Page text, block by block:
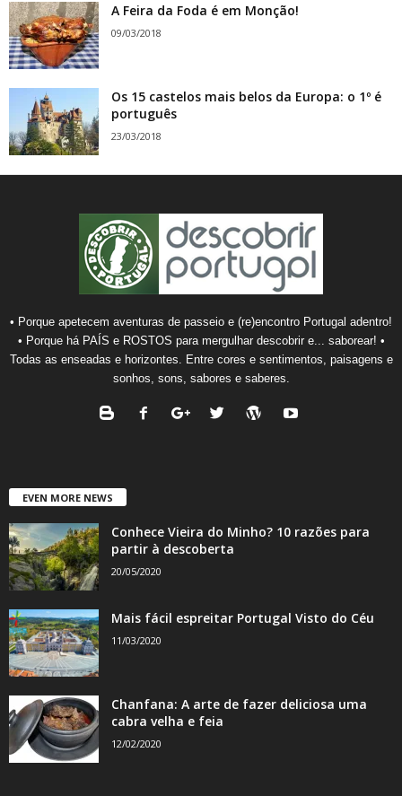
A Feira da Foda é em Monção!
09/03/2018
Os 15 castelos mais belos da Europa: o 1º é
português
23/03/2018
• Porque apetecem aventuras de passeio e (re)encontro Portugal adentro!
• Porque há PAÍS e ROSTOS para mergulhar descobrir e... saborear! •
Todas as enseadas e horizontes. Entre cores e sentimentos, paisagens e
sonhos, sons, sabores e saberes.
EVEN MORE NEWS
Conhece Vieira do Minho? 10 razões para
partir à descoberta
20/05/2020
Mais fácil espreitar Portugal Visto do Céu
11/03/2020
Chanfana: A arte de fazer deliciosa uma
cabra velha e feia
12/02/2020